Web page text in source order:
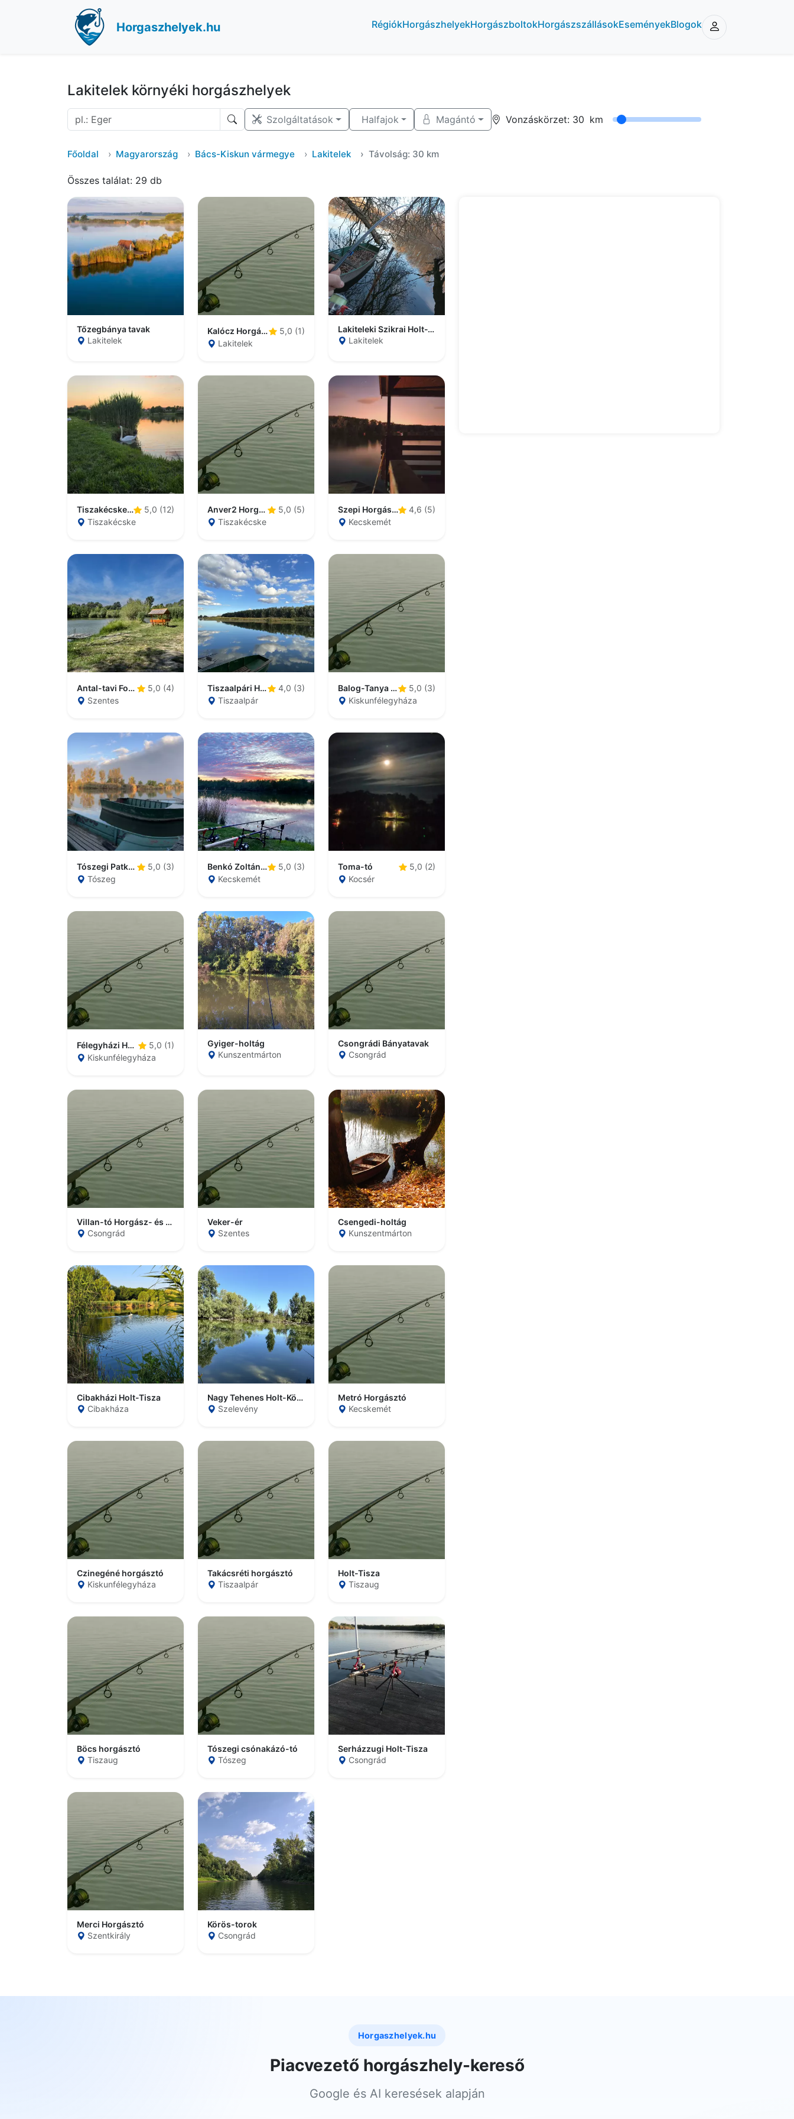
Horgaszhelyek.hu RégiókHorgászhelyekHorgászboltokHorgászszállásokEseményekBlogok
Lakitelek környéki horgászhelyek
Szolgáltatások Halfajok Magántó Vonzáskörzet: 30 km
Főoldal Magyarország Bács-Kiskun vármegye Lakitelek Távolság: 30 km
Összes találat: 29 db
Tőzegbánya tavak
Lakitelek
Kalócz Horgásztó
5,0 (1)
Lakitelek
Lakiteleki Szikrai Holt-Tisza
Lakitelek
Tiszakécskei holtág
5,0 (12)
Tiszakécske
Anver2 Horgásztó
5,0 (5)
Tiszakécske
Szepi Horgásztó
4,6 (5)
Kecskemét
Antal-tavi Fogadó és Horgászparadicsom
5,0 (4)
Szentes
Tiszaalpári Holt-Tisza
4,0 (3)
Tiszaalpár
Balog-Tanya Horgász És Pihenőpark
5,0 (3)
Kiskunfélegyháza
Tószegi Patkó Tó
5,0 (3)
Tószeg
Benkó Zoltán Szabadidőközpont
5,0 (3)
Kecskemét
Toma-tó
5,0 (2)
Kocsér
Félegyházi Horgásztó
5,0 (1)
Kiskunfélegyháza
Gyiger-holtág
Kunszentmárton
Csongrádi Bányatavak
Csongrád
Villan-tó Horgász- és szabadidőpark
Csongrád
Veker-ér
Szentes
Csengedi-holtág
Kunszentmárton
Cibakházi Holt-Tisza
Cibakháza
Nagy Tehenes Holt-Körös
Szelevény
Metró Horgásztó
Kecskemét
Czinegéné horgásztó
Kiskunfélegyháza
Takácsréti horgásztó
Tiszaalpár
Holt-Tisza
Tiszaug
Böcs horgásztó
Tiszaug
Tószegi csónakázó-tó
Tószeg
Serházzugi Holt‑Tisza
Csongrád
Merci Horgásztó
Szentkirály
Körös-torok
Csongrád
Horgaszhelyek.hu
Piacvezető horgászhely-kereső
Google és AI keresések alapján